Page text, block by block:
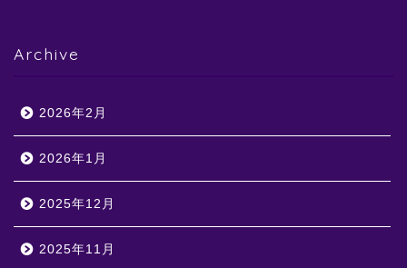
Archive
2026年2月
2026年1月
2025年12月
2025年11月